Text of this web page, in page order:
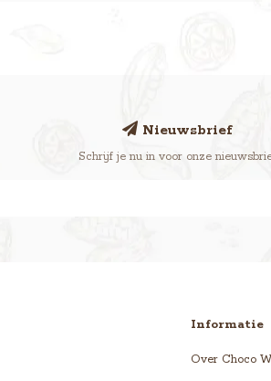
Nieuwsbrief
Schrijf je nu in voor onze
Informatie
Over Choco